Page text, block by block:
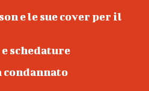
e le sue cover per il
schedature
condannato